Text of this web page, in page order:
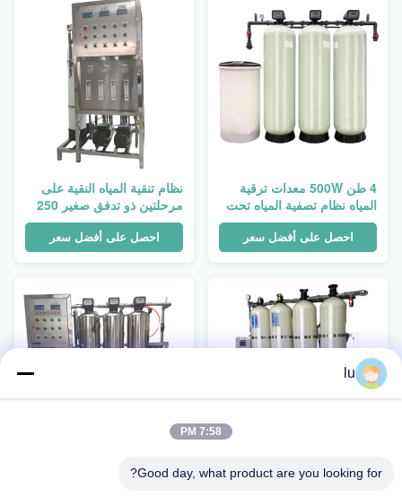
4 طن 500W معدات ترقية
المياه نظام تصفية المياه تحت
الأرض
احصل على أفضل سعر
نظام تنقية المياه النقية على
مرحلتين ذو تدفق صغير 250
لتر/ساعة
احصل على أفضل سعر
معدات تجميل المياه الصناعية
نظام معالجة المياه بالتناضح
lu
7:58 PM
Good day, what product are you looking for?